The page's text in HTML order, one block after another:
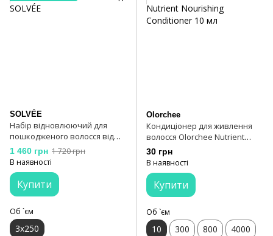
SOLVÉE
Набір відновлюючий для
пошкодженого волосся від
SOLVÉE
1 460 грн 1 720 грн
В наявності
Купити
Об `єм
3х250
Olorchee
Кондиціонер для живлення
волосся Olorchee Nutrient
Nourishing Conditioner 10 мл
30 грн
В наявності
Купити
Об `єм
10 300 800 4000